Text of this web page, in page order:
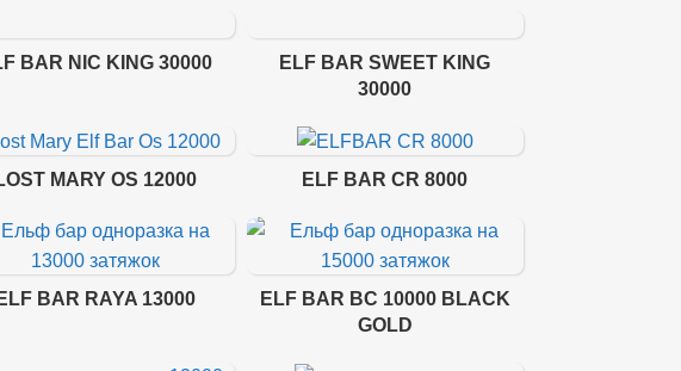
BAR NIC KING 30000
ELF BAR SWEET KING
30000
MARY OS 12000 ELF BAR CR 8000
ELF BAR RAYA 13000
ELF BAR BC 10000 BLACK
GOLD